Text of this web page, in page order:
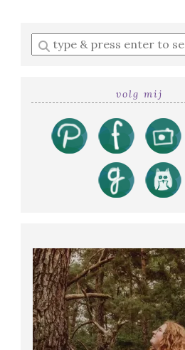
Enter
a
volg mij